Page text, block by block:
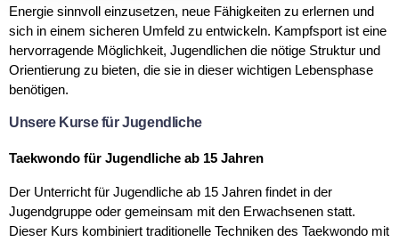
Energie sinnvoll einzusetzen, neue Fähigkeiten zu erlernen und
sich in einem sicheren Umfeld zu entwickeln. Kampfsport ist eine
hervorragende Möglichkeit, Jugendlichen die nötige Struktur und
Orientierung zu bieten, die sie in dieser wichtigen Lebensphase
benötigen.
Unsere Kurse für Jugendliche
Taekwondo für Jugendliche ab 15 Jahren
Der Unterricht für Jugendliche ab 15 Jahren findet in der
Jugendgruppe oder gemeinsam mit den Erwachsenen statt.
Dieser Kurs kombiniert traditionelle Techniken des Taekwondo mit